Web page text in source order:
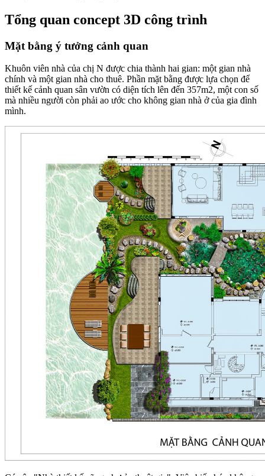
Tổng quan concept 3D công trình
Mặt bằng ý tưởng cảnh quan
Khuôn viên nhà của chị N được chia thành hai gian: một gian nhà
chính và một gian nhà cho thuê. Phần mặt bằng được lựa chọn để
thiết kế cảnh quan sân vườn có diện tích lên đến 357m2, một con số
mà nhiều người còn phải ao ước cho không gian nhà ở của gia đình
mình.